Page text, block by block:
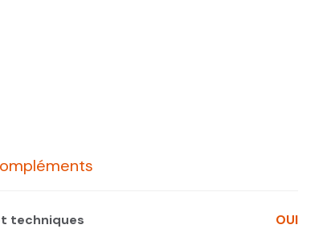
techniques OUI